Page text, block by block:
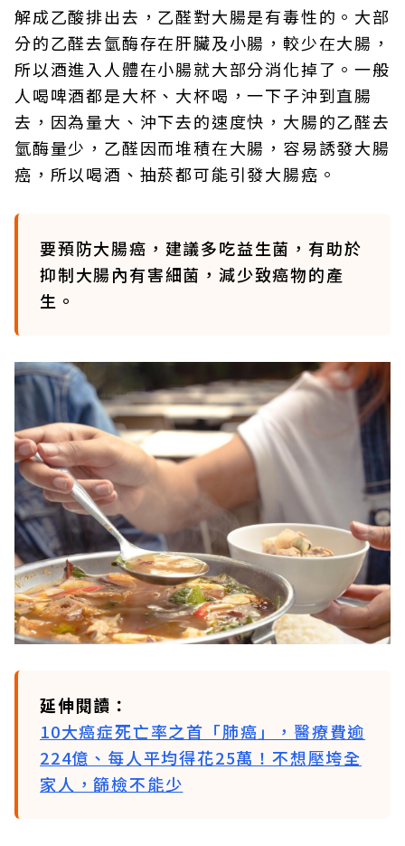
解成乙酸排出去，乙醛對大腸是有毒性的。大部
分的乙醛去氫酶存在肝臟及小腸，較少在大腸，
所以酒進入人體在小腸就大部分消化掉了。一般
人喝啤酒都是大杯、大杯喝，一下子沖到直腸
去，因為量大、沖下去的速度快，大腸的乙醛去
氫酶量少，乙醛因而堆積在大腸，容易誘發大腸
癌，所以喝酒、抽菸都可能引發大腸癌。
要預防大腸癌，建議多吃益生菌，有助於
抑制大腸內有害細菌，減少致癌物的產
生。
延伸閱讀：
10大癌症死亡率之首「肺癌」，醫療費逾
224億、每人平均得花25萬！不想壓垮全
家人，篩檢不能少